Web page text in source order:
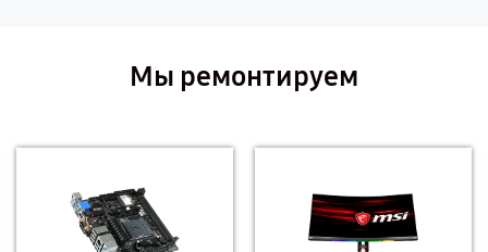
Мы ремонтируем